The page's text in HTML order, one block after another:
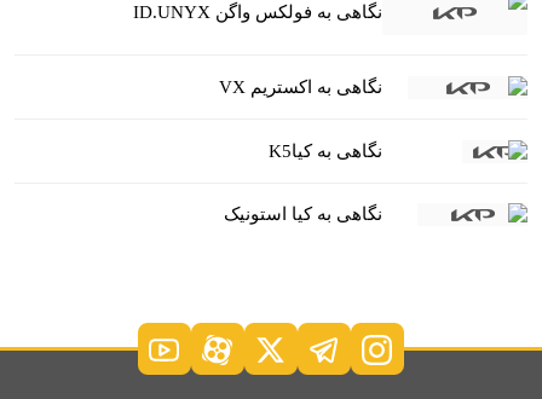
نگاهی به فولکس واگن ID.UNYX
نگاهی به اکستریم VX
نگاهی به کیاK5
نگاهی به کیا استونیک